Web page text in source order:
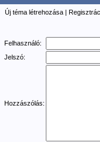
Új téma létrehozása |
Felhasználó:
Jelszó:
Hozzászólás: